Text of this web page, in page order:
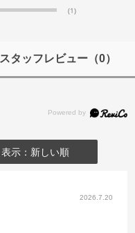
(1)
スタッフレビュー（0）
表示：新しい順
2026.7.20